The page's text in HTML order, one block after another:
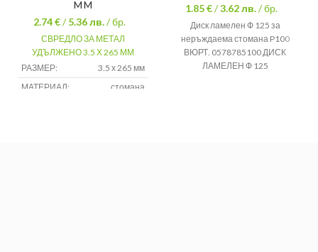
ММ
2.74 €/5.36лв./ бр.
СВРЕДЛО ЗА МЕТАЛ
УДЪЛЖЕНО 3.5 Х 265 ММ
РАЗМЕР:
3.5 х 265 мм
МАТЕРИАЛ:
стомана
1.85 €/3.62лв./ бр.
Диск ламелен Ф 125 за
неръждаема стомана P100
ВЮРТ. 0578785100 ДИСК
ЛАМЕЛЕН Ф 125